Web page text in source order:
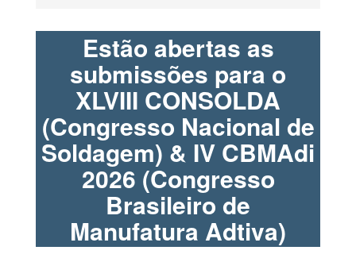
Estão abertas as
submissões para o
XLVIII CONSOLDA
(Congresso Nacional de
Soldagem) & IV CBMAdi
2026 (Congresso
Brasileiro de
Manufatura Adtiva)